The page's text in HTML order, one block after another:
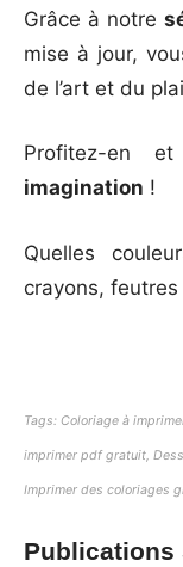
Grâce à notre
mise à jour,
de l’art et du
Profitez-en
imagination !
Quelles
crayons,
Tags: Coloriage à
imprimer pdf gratuit,
Imprimer des coloriages
Publications